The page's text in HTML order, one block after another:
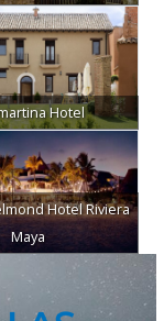
Hotel
Hotel Riviera
Maya